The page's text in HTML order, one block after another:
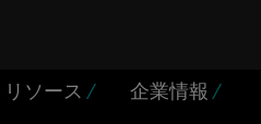
リソース / 企業情報 /